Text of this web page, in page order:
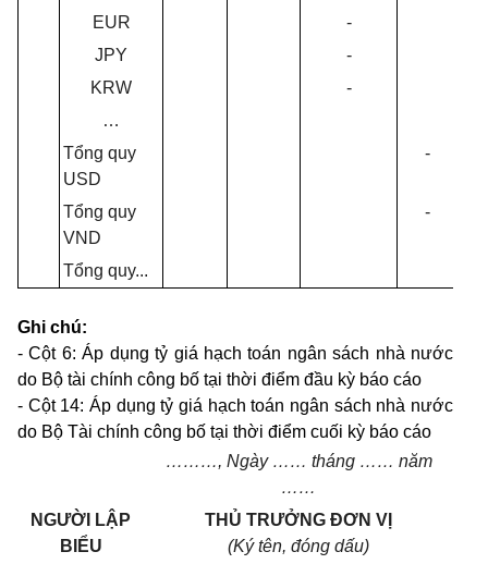
EUR
-
JPY
-
KRW
-
…
Tổng quy
USD
-
Tổng quy
VND
-
Tổng quy...
Ghi chú:
- Cột 6: Áp dụng tỷ giá hạch toán ngân sách nhà nước
do Bộ tài chính công bố tại thời điểm đầu kỳ báo cáo
- Cột 14: Áp dụng tỷ giá hạch toán ngân sách nhà nước
do Bộ Tài chính công bố tại thời điểm cuối kỳ báo cáo
………, Ngày…… tháng…… năm
……
NGƯỜI LẬP
BIỂU
THỦ TRƯỞNG ĐƠN VỊ
(Kýtên, đóng dấu)